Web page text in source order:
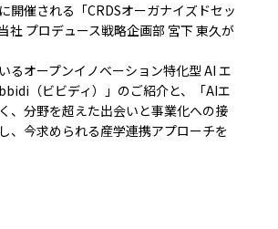
開催される「CRDSオーガナイズドセッ
社 プロデュース戦略企画部 宮下 東久が
るオープンイノベーション特化型 AI エ
（ビビディ）」のご紹介と、「AIエ
、分野を超えた出会いと事業化への接
、今求められる産学連携アプローチを